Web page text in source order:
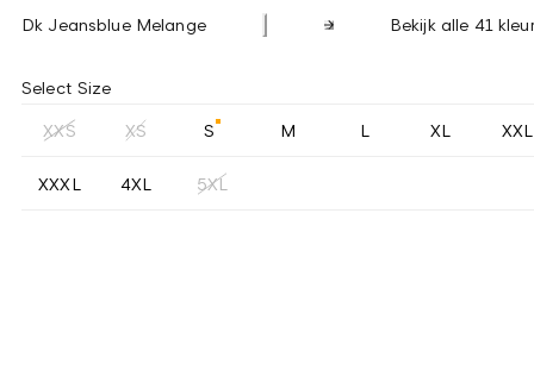
Dk Jeansblue Melange Bekijk alle 41
Select Size
XXS XS S M L XL XXL
XXXL 4XL 5XL